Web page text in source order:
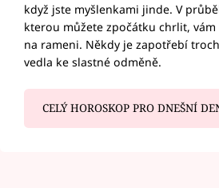
když jste myšlenkami jinde. V
kterou můžete zpočátku chrlit,
na rameni. Někdy je zapotřebí
vedla ke slastné odměně.
CELÝ HOROSKOP PRO DNEŠNÍ